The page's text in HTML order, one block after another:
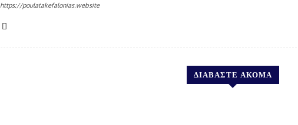
https://poulatakefalonias.website
ΔΙΑΒΑΣΤΕ ΑΚΟΜΑ